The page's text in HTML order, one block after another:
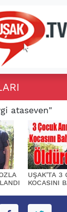
ataseven"
UŞAK'TA 3
KOCASINI